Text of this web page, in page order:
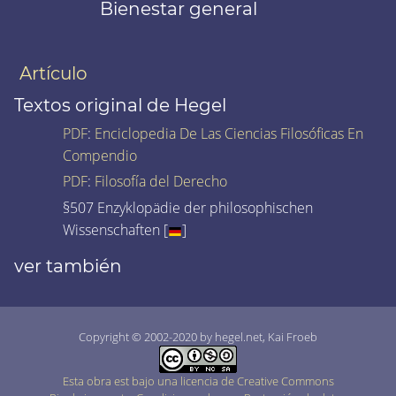
Bienestar general
Artículo
Textos original de Hegel
PDF: Enciclopedia De Las Ciencias Filosóficas En
Compendio
PDF: Filosofía del Derecho
§507 Enzyklopädie der philosophischen
Wissenschaften [
]
ver también
Copyright © 2002-2020 by hegel.net, Kai Froeb
Esta obra est bajo una licencia de Creative Commons